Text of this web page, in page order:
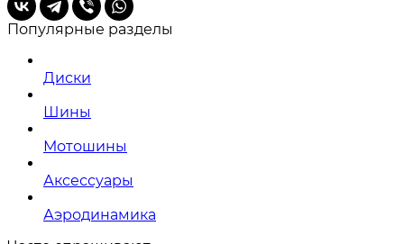
Популярные разделы
Диски
Шины
Мотошины
Аксессуары
Аэродинамика